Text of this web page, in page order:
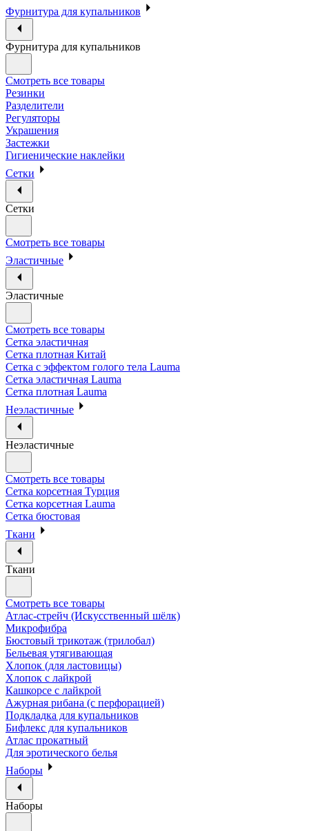
Фурнитура для купальников
Фурнитура для купальников
Смотреть все товары
Резинки
Разделители
Регуляторы
Украшения
Застежки
Гигиенические наклейки
Сетки
Сетки
Смотреть все товары
Эластичные
Эластичные
Смотреть все товары
Сетка эластичная
Сетка плотная Китай
Сетка с эффектом голого тела Lauma
Сетка эластичная Lauma
Сетка плотная Lauma
Неэластичные
Неэластичные
Смотреть все товары
Сетка корсетная Турция
Сетка корсетная Lauma
Сетка бюстовая
Ткани
Ткани
Смотреть все товары
Атлас-стрейч (Искусственный шёлк)
Микрофибра
Бюстовый трикотаж (трилобал)
Бельевая утягивающая
Хлопок (для ластовицы)
Хлопок с лайкрой
Кашкорсе с лайкрой
Ажурная рибана (с перфорацией)
Подкладка для купальников
Бифлекс для купальников
Атлас прокатный
Для эротического белья
Наборы
Наборы